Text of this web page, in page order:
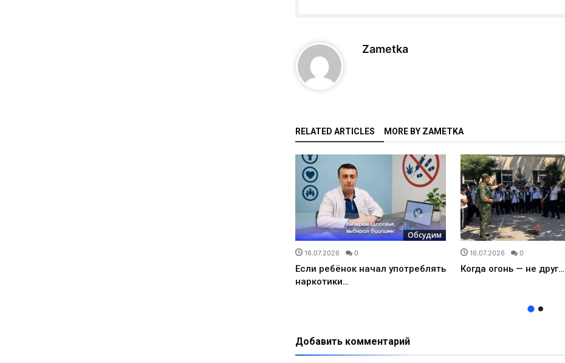
С такими «земляками» и врагов не надо…...
20 проектов из Алмалыка — победители ...
Угнал автомобиль и бросил в одном из дворов...
Прививка животных добровольна или обязательна?...
В какие страны из Алмалыка экспортировали прод...
Магистратура в Москве: всё, благодаря вере и п...
Социальный работник — профессия или приз...
Что входит в полномочия помощника хокима и лид...
Zametka
RELATED ARTICLES MORE BY ZAMETKA
Обсудим
16.07.2026 0
Если ребёнок начал употреблять
наркотики…
16.07.2026 0
Когда огонь — не друг…
Добавить комментарий